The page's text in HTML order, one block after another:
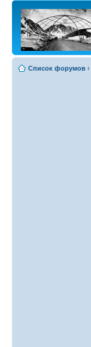
Список форумов ‹